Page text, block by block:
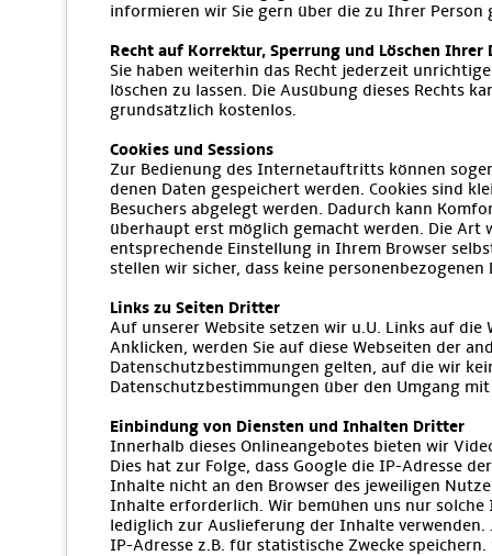
informieren wir Sie gern über die zu Ihrer Person
Recht auf Korrektur, Sperrung und Löschen Ihrer
Sie haben weiterhin das Recht jederzeit
löschen zu lassen. Die Ausübung dieses Rechts
grundsätzlich kostenlos.
Cookies und Sessions
Zur Bedienung des Internetauftritts können
denen Daten gespeichert werden. Cookies sind
Besuchers abgelegt werden. Dadurch kann
überhaupt erst möglich gemacht werden. Die Art
entsprechende Einstellung in Ihrem Browser
stellen wir sicher, dass keine
Links zu Seiten Dritter
Auf unserer Website setzen wir u.U. Links auf
Anklicken, werden Sie auf diese Webseiten der
Datenschutzbestimmungen gelten, auf die wir
Datenschutzbestimmungen über den Umgang
Einbindung von Diensten und Inhalten Dritter
Innerhalb dieses Onlineangebotes bieten wir
Dies hat zur Folge, dass Google die IP-Adresse
Inhalte nicht an den Browser des jeweiligen
Inhalte erforderlich. Wir bemühen uns nur
lediglich zur Auslieferung der Inhalte
IP-Adresse z.B. für statistische Zwecke